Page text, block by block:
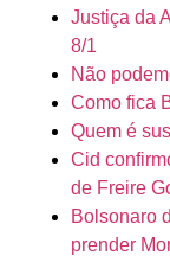
Justiça da
8/1
Não
Como fica
Quem é
Cid
de Freire
Bolsonaro
prender